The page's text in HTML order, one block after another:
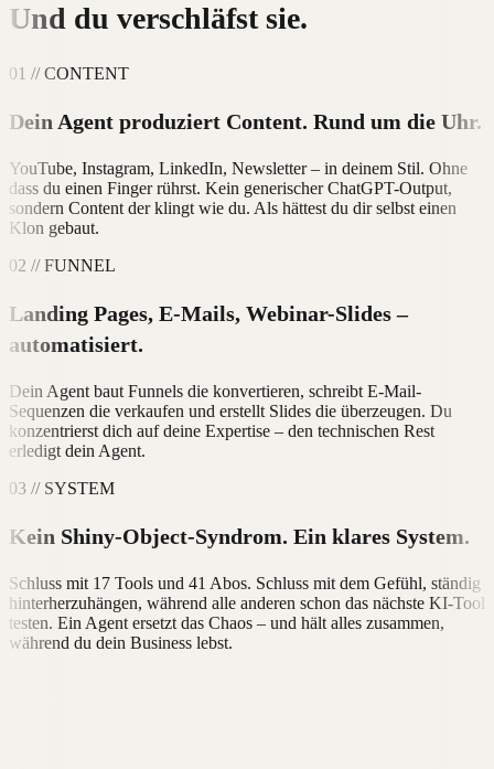
Und du verschläfst sie.
01 // CONTENT
Dein Agent produziert Content. Rund um die Uhr.
YouTube, Instagram, LinkedIn, Newsletter – in deinem Stil. Ohne
dass du einen Finger rührst. Kein generischer ChatGPT-Output,
sondern Content der klingt wie du. Als hättest du dir selbst einen
Klon gebaut.
02 // FUNNEL
Landing Pages, E-Mails, Webinar-Slides –
automatisiert.
Dein Agent baut Funnels die konvertieren, schreibt E-Mail-
Sequenzen die verkaufen und erstellt Slides die überzeugen. Du
konzentrierst dich auf deine Expertise – den technischen Rest
erledigt dein Agent.
03 // SYSTEM
Kein Shiny-Object-Syndrom. Ein klares System.
Schluss mit 17 Tools und 41 Abos. Schluss mit dem Gefühl, ständig
hinterherzuhängen, während alle anderen schon das nächste KI-Tool
testen. Ein Agent ersetzt das Chaos – und hält alles zusammen,
während du dein Business lebst.